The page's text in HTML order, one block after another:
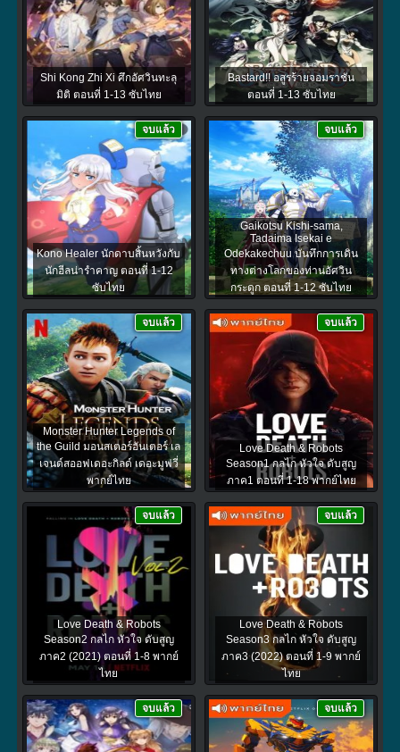
Shi Kong Zhi Xi ศึกอัศวินทะลุ
มิติ ตอนที่ 1-13 ซับไทย
Bastard!! อสูรร้ายจอมราชัน
ตอนที่ 1-13 ซับไทย
Kono Healer นักดาบสิ้นหวังกับ
นักฮีลน่ารำคาญ ตอนที่ 1-12
ซับไทย
จบแล้ว
Gaikotsu Kishi-sama,
Tadaima Isekai e
Odekakechuu บันทึกการเดิน
ทางต่างโลกของท่านอัศวิน
กระดูก ตอนที่ 1-12 ซับไทย
จบแล้ว
Monster Hunter Legends of
the Guild มอนสเตอร์ฮันเตอร์ เล
เจนด์สออฟเดอะกิลด์ เดอะมูฟวี่
พากย์ไทย
จบแล้ว
Love Death & Robots
Season1 กลไก หัวใจ ดับสูญ
ภาค1 ตอนที่ 1-18 พากย์ไทย
จบแล้ว
Love Death & Robots
Season2 กลไก หัวใจ ดับสูญ
ภาค2 (2021) ตอนที่ 1-8 พากย์
ไทย
จบแล้ว
Love Death & Robots
Season3 กลไก หัวใจ ดับสูญ
ภาค3 (2022) ตอนที่ 1-9 พากย์
ไทย
จบแล้ว
จบแล้ว จบแล้ว